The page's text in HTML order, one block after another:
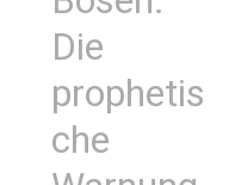
Die
prophetis
che